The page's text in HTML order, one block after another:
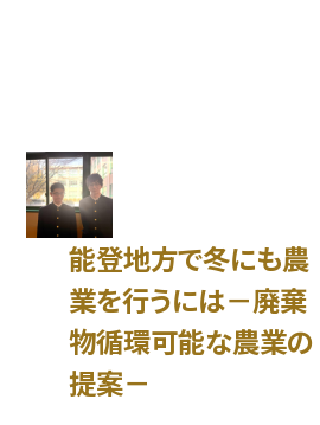
能登地方で冬にも農
業を行うには－廃棄
物循環可能な農業の
提案－